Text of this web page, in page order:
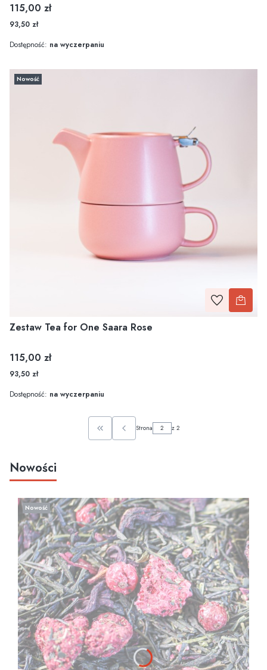
Cena
115,00 zł
93,50 zł
Dostępność: na wyczerpaniu
Nowość
Zestaw Tea for One Saara Rose
Cena
115,00 zł
93,50 zł
Dostępność: na wyczerpaniu
WRÓĆ DO PIERWSZEJ STRONY Z PRODUKTAMI
Strona z 2
Nowości
Nowość